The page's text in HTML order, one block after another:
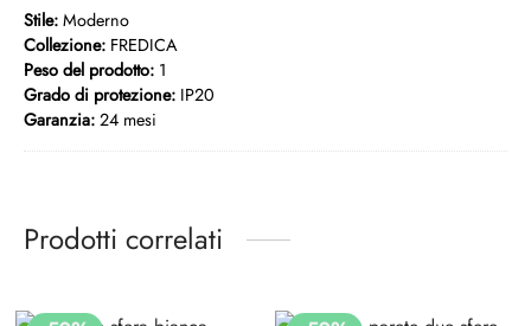
Stile: Moderno
Collezione: FREDICA
Peso del prodotto: 1
Grado di protezione: IP20
Garanzia: 24 mesi
Prodotti correlati